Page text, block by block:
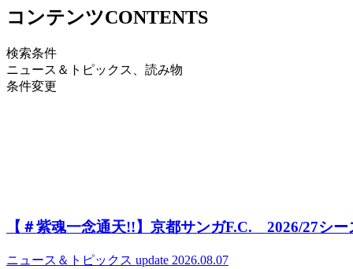
コンテンツCONTENTS
検索条件
ニュース＆トピックス、読み物
条件変更
【＃紫魂一念通天!!】京都サンガF.C. 2026/27シ
ニュース＆トピックス update 2026.08.07